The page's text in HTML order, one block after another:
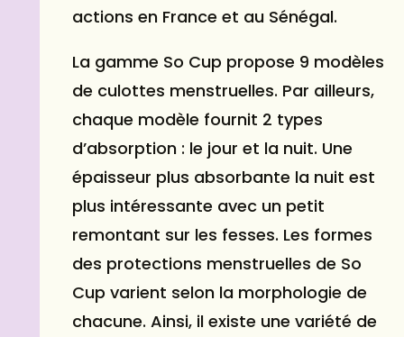
actions en France et au Sénégal.
La gamme So Cup propose 9 modèles
de culottes menstruelles. Par ailleurs,
chaque modèle fournit 2 types
d’absorption : le jour et la nuit. Une
épaisseur plus absorbante la nuit est
plus intéressante avec un petit
remontant sur les fesses. Les formes
des protections menstruelles de So
Cup varient selon la morphologie de
chacune. Ainsi, il existe une variété de